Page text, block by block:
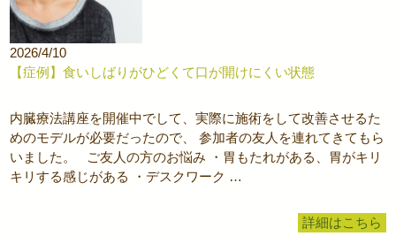
2026/4/10
【症例】食いしばりがひどくて口が開けにくい状態
内臓療法講座を開催中でして、実際に施術をして改善させるた
めのモデルが必要だったので、 参加者の友人を連れてきてもら
いました。 ご友人の方のお悩み ・胃もたれがある、胃がキリ
キリする感じがある ・デスクワーク …
詳細はこちら